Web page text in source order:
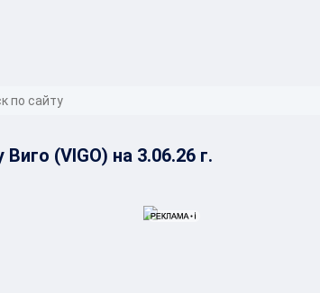
(VIGO) на 3.06.26 г.